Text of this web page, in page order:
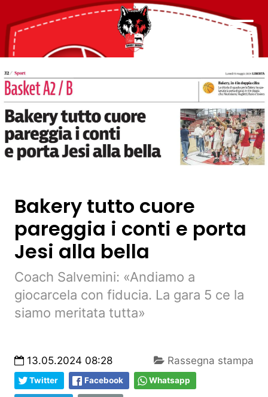
Bakery tutto cuore
pareggia i conti e porta
Jesi alla bella
Coach Salvemini: «Andiamo a
giocarcela con fiducia. La gara 5 ce la
siamo meritata tutta»
13.05.2024 08:28 Rassegna stampa
Twitter Facebook Whatsapp